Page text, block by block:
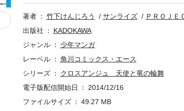
著者 竹下けんじろう サンライズ ＰＲＯＪＥ
出版社
KADOKAWA
ジャンル
少年マンガ
レーベル
角川コミックス・エース
シリーズ
クロスアンジュ 天使と竜の輪舞
電子版配信開始日
2014/12/16
ファイルサイズ
49.27 MB